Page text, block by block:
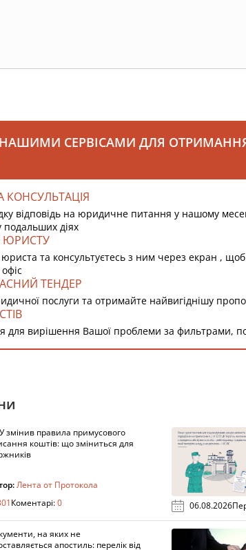
НАШИМИ СЕРВІСАМИ ДЛЯ
відповідь на юридичне питання у нашому
подальших діях
ЮРИСТУ
та консультуєтесь з ним через екран ,
ТЕНДЕР
послуги та отримайте найвигіднішу
для вирішення Вашої проблеми за фильтрами,
змінив правила примусового
коштів: що зміниться для
Лента от Протокола
Коментарі:0
06.08.2026
на яких не
апостиль: перелік від